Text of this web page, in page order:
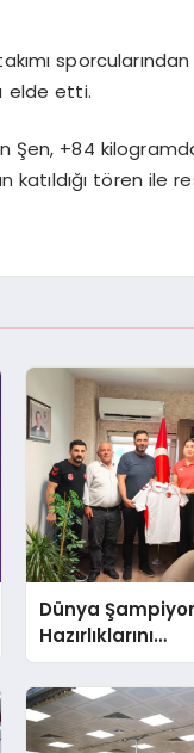
elde etti.
Şen, +84
tören ile
Dünya
Hazırlıklarını
Sürdürüyorlar